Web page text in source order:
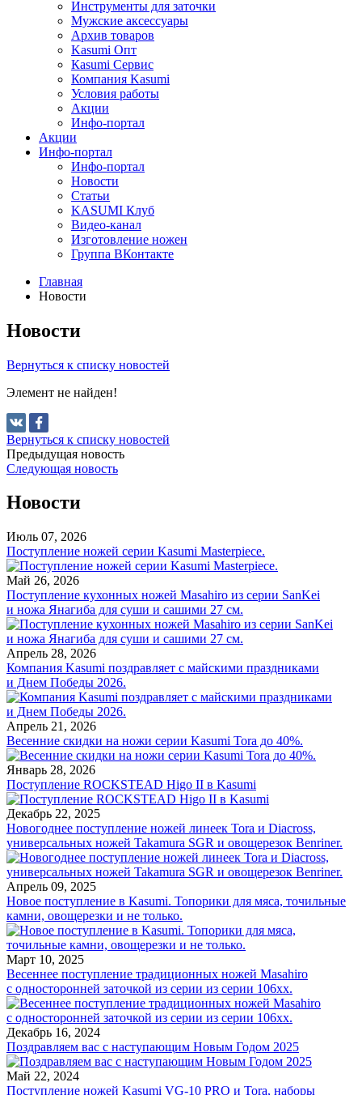
Инструменты для заточки
Мужские аксессуары
Архив товаров
Kasumi Опт
Кasumi Сервис
Компания Kasumi
Условия работы
Акции
Инфо-портал
Акции
Инфо-портал
Инфо-портал
Новости
Статьи
KASUMI Клуб
Видео-канал
Изготовление ножен
Группа ВКонтакте
Главная
Новости
Новости
Вернуться к списку новостей
Элемент не найден!
Вернуться к списку новостей
Предыдущая новость
Следующая новость
Новости
Июль 07, 2026
Поступление ножей серии Kasumi Masterpiece.
Май 26, 2026
Поступление кухонных ножей Masahiro из серии SanKei
и ножа Янагиба для суши и сашими 27 см.
Апрель 28, 2026
Компания Kasumi поздравляет с майскими праздниками
и Днем Победы 2026.
Апрель 21, 2026
Весенние скидки на ножи серии Kasumi Tora до 40%.
Январь 28, 2026
Поступление ROCKSTEAD Higo II в Kasumi
Декабрь 22, 2025
Новогоднее поступление ножей линеек Tora и Diacross,
универсальных ножей Takamura SGR и овощерезок Benriner.
Апрель 09, 2025
Новое поступление в Kasumi. Топорики для мяса, точильные
камни, овощерезки и не только.
Март 10, 2025
Весеннее поступление традиционных ножей Masahiro
с односторонней заточкой из серии из серии 106хх.
Декабрь 16, 2024
Поздравляем вас с наступающим Новым Годом 2025
Май 22, 2024
Поступление ножей Kasumi VG-10 PRO и Tora, наборы